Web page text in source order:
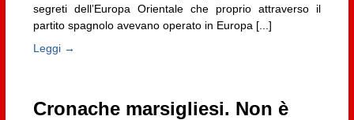
segreti dell’Europa Orientale che proprio attraverso il
partito spagnolo avevano operato in Europa [...]
Leggi →
Cronache marsigliesi. Non è